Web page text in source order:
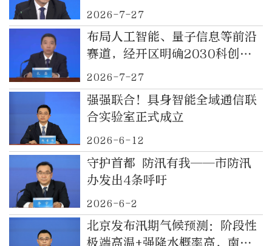
2026-7-27
布局人工智能、量子信息等前沿
赛道，经开区明确2030科创发
展目标
2026-7-27
强强联合！具身智能全域通信联
合实验室正式成立
2026-6-12
守护首都 防汛有我——市防汛
办发出4条呼吁
2026-6-2
北京发布汛期气候预测：阶段性
极端高温+强降水概率高，南部